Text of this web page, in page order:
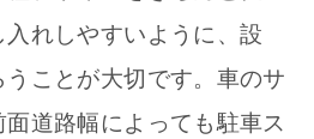
れしやすいように、設
ことが大切です。車のサ
道路幅によっても駐車ス